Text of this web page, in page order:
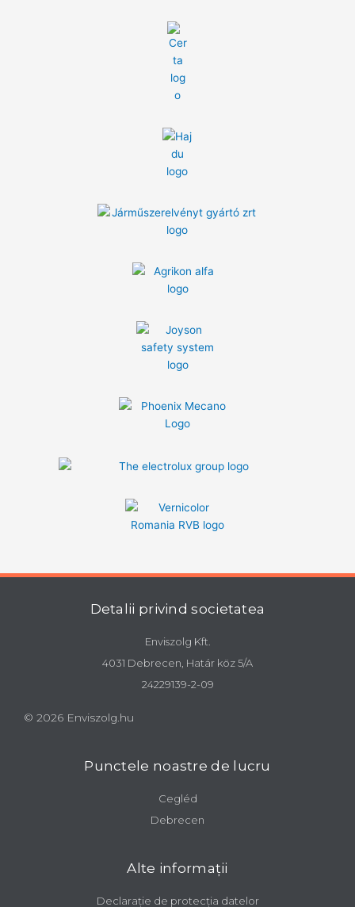
Detalii privind societatea
Enviszolg Kft.
4031 Debrecen, Határ köz 5/A
24229139-2-09
© 2026 Enviszolg.hu
Punctele noastre de lucru
Cegléd
Debrecen
Alte informații
Declarație de protecția datelor